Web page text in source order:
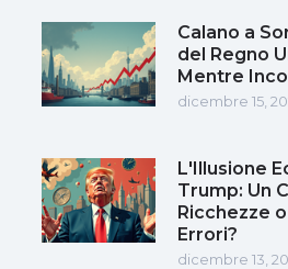
Calano a
del Regno
Mentre
dicembre 15,
L'Illusione
Trump: Un
Ricchezze
Errori?
dicembre 13,